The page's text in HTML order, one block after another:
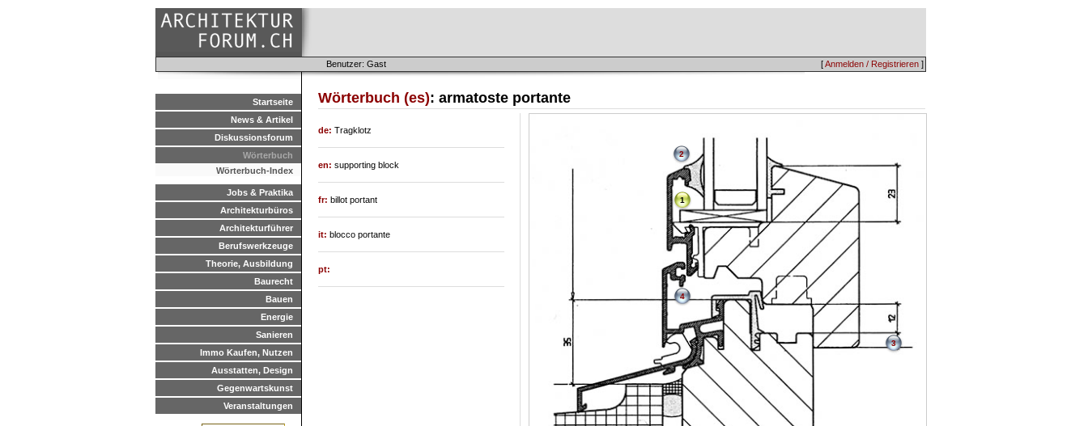
[Anmelden / Registrieren ]
Benutzer: Gast
Startseite
News & Artikel
Diskussionsforum
Wörterbuch
Wörterbuch-Index
Jobs & Praktika
Architekturbüros
Architekturführer
Berufswerkzeuge
Theorie, Ausbildung
Baurecht
Bauen
Energie
Sanieren
Immo Kaufen, Nutzen
Ausstatten, Design
Gegenwartskunst
Veranstaltungen
Wörterbuch (es): armatoste portante
1
2
3
4
de: Tragklotz
en: supporting block
fr: billot portant
it: blocco portante
pt: